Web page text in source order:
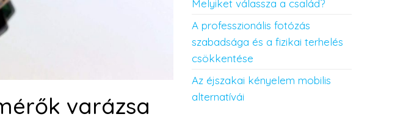
varázsa
Melyiket válassza a család?
A professzionális fotózás
szabadsága és a fizikai terhelés
csökkentése
Az éjszakai kényelem mobilis
alternatívái